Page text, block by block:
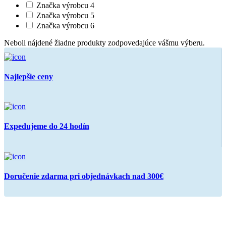
Značka výrobcu 4
Značka výrobcu 5
Značka výrobcu 6
Neboli nájdené žiadne produkty zodpovedajúce vášmu výberu.
Najlepšie ceny
Expedujeme do 24 hodín
Doručenie zdarma pri objednávkach nad 300€